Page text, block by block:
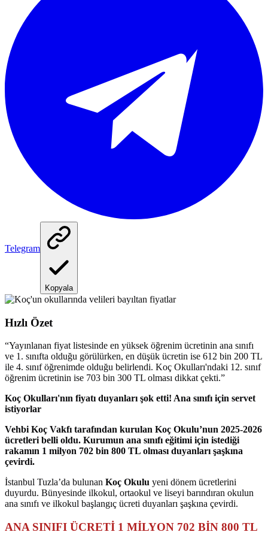
Telegram
Kopyala
Hızlı Özet
“Yayınlanan fiyat listesinde en yüksek öğrenim ücretinin ana sınıfı
ve 1. sınıfta olduğu görülürken, en düşük ücretin ise 612 bin 200 TL
ile 4. sınıf öğrenimde olduğu belirlendi. Koç Okulları'ndaki 12. sınıf
öğrenim ücretinin ise 703 bin 300 TL olması dikkat çekti.”
Koç Okulları'nın fiyatı duyanları şok etti! Ana sınıfı için servet
istiyorlar
Vehbi Koç Vakfı tarafından kurulan Koç Okulu’nun 2025-2026
ücretleri belli oldu. Kurumun ana sınıfı eğitimi için istediği
rakamın 1 milyon 702 bin 800 TL olması duyanları şaşkına
çevirdi.
İstanbul Tuzla’da bulunan Koç Okulu yeni dönem ücretlerini
duyurdu. Bünyesinde ilkokul, ortaokul ve liseyi barındıran okulun
ana sınıfı ve ilkokul başlangıç ücreti duyanları şaşkına çevirdi.
ANA SINIFI ÜCRETİ 1 MİLYON 702 BİN 800 TL